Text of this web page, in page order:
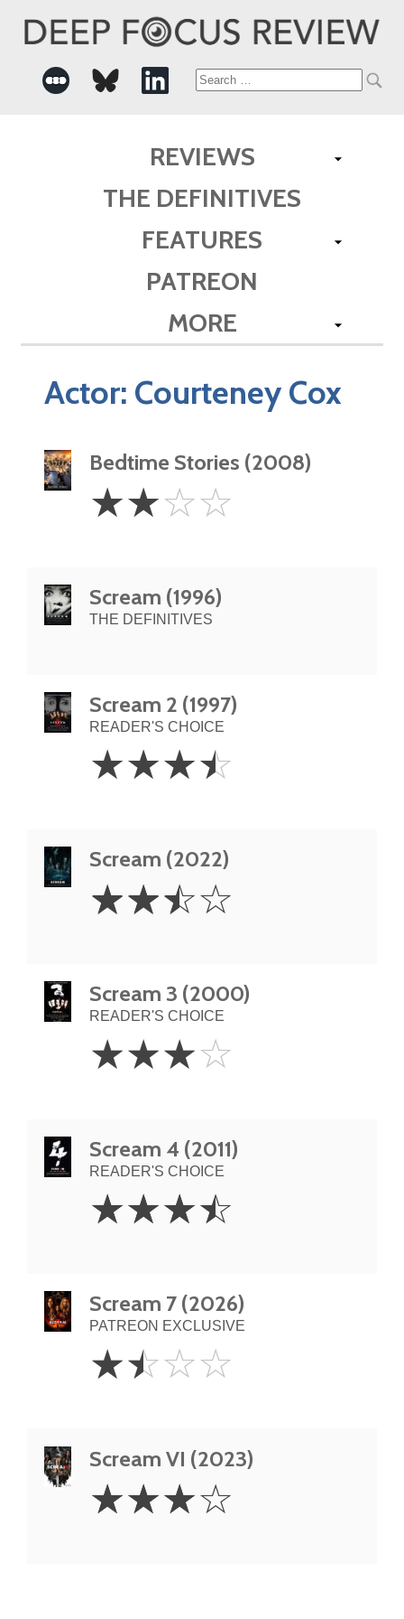
Search
REVIEWS
THE DEFINITIVES
FEATURES
PATREON
MORE
Actor: Courteney Cox
Bedtime Stories (2008)
Stars
☆☆☆☆
Scream (1996)
THE DEFINITIVES
Scream 2 (1997)
READER'S CHOICE
3.5
Stars
☆☆☆☆
Scream (2022)
2.5
Stars
☆☆☆☆
Scream 3 (2000)
READER'S CHOICE
Stars
☆☆☆☆
Scream 4 (2011)
READER'S CHOICE
3.5
Stars
☆☆☆☆
Scream 7 (2026)
PATREON EXCLUSIVE
1.5
Stars
☆☆☆☆
Scream VI (2023)
Stars
☆☆☆☆